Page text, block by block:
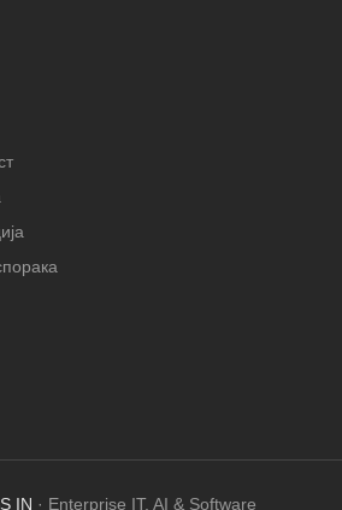
IN · Enterprise IT, AI & Software